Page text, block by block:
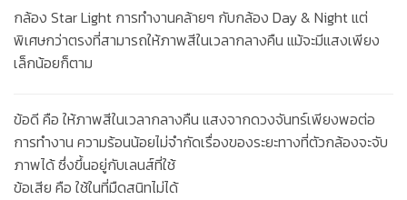
กล้อง Star Light การทำงานคล้ายๆ กับกล้อง Day & Night แต่
พิเศษกว่าตรงที่สามารถให้ภาพสีในเวลากลางคืน แม้จะมีแสงเพียง
เล็กน้อยก็ตาม
ข้อดี คือ ให้ภาพสีในเวลากลางคืน แสงจากดวงจันทร์เพียงพอต่อ
การทำงาน ความร้อนน้อยไม่จำกัดเรื่องของระยะทางที่ตัวกล้องจะจับ
ภาพได้ ซึ่งขึ้นอยู่กับเลนส์ที่ใช้
ข้อเสีย คือ ใช้ในที่มืดสนิทไม่ได้